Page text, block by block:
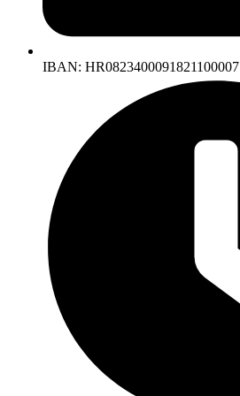
IBAN: HR0823400091821100007